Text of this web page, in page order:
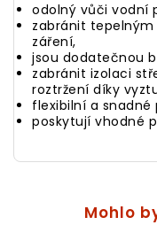
odolný vůči vodní
zabránit
záření,
jsou dodatečnou
zabránit izolaci
roztržení díky
flexibilní a snadné
poskytují vhodné
Mohlo